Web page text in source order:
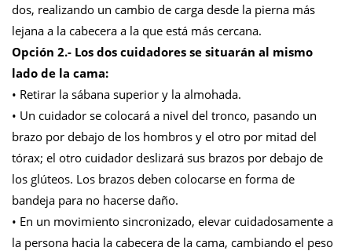
dos, realizando un cambio de carga desde la pierna más
lejana a la cabecera a la que está más cercana.
Opción 2.- Los dos cuidadores se situarán al mismo
lado de la cama:
• Retirar la sábana superior y la almohada.
• Un cuidador se colocará a nivel del tronco, pasando un
brazo por debajo de los hombros y el otro por mitad del
tórax; el otro cuidador deslizará sus brazos por debajo de
los glúteos. Los brazos deben colocarse en forma de
bandeja para no hacerse daño.
• En un movimiento sincronizado, elevar cuidadosamente a
la persona hacia la cabecera de la cama, cambiando el peso